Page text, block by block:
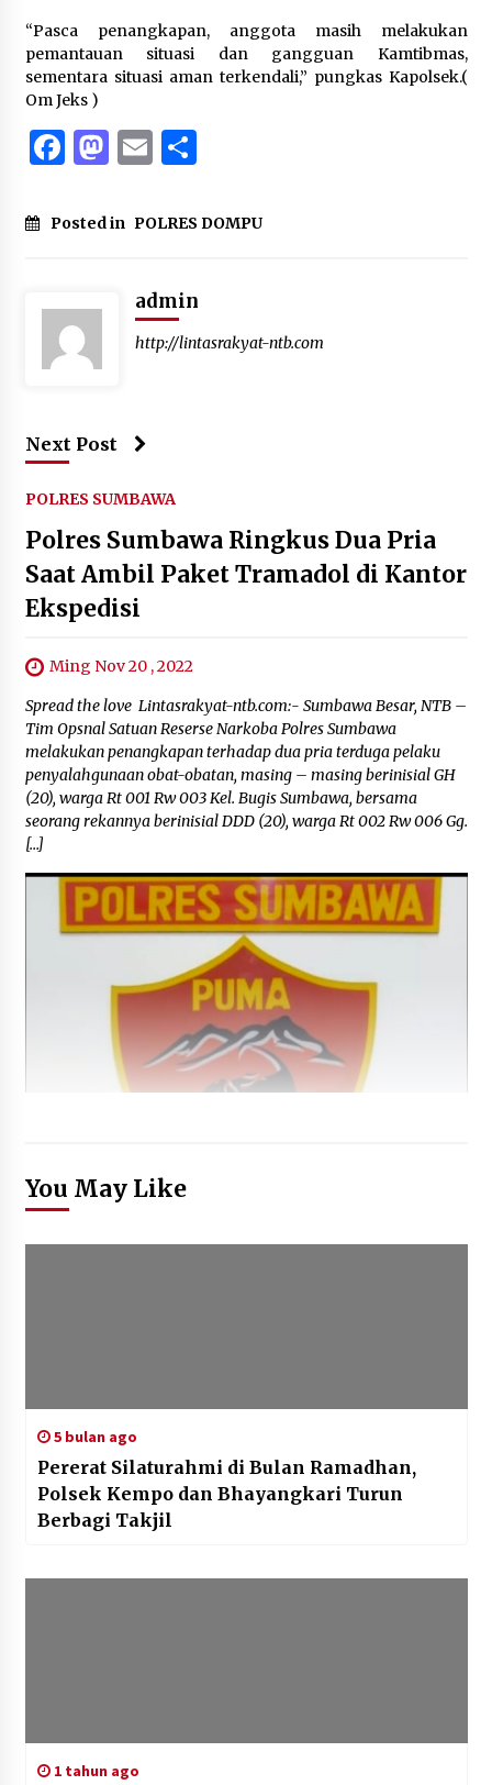
“Pasca penangkapan, anggota masih melakukan
pemantauan situasi dan gangguan Kamtibmas,
sementara situasi aman terkendali,” pungkas Kapolsek.(
Om Jeks )
Facebook
Mastodon
EmailShare
Posted in POLRES DOMPU
admin
http://lintasrakyat-ntb.com
Next Post
POLRES SUMBAWA
Polres Sumbawa Ringkus Dua Pria
Saat Ambil Paket Tramadol di Kantor
Ekspedisi
Ming Nov 20 , 2022
Spread the love Lintasrakyat-ntb.com:- Sumbawa Besar, NTB –
Tim Opsnal Satuan Reserse Narkoba Polres Sumbawa
melakukan penangkapan terhadap dua pria terduga pelaku
penyalahgunaan obat-obatan, masing – masing berinisial GH
(20), warga Rt 001 Rw 003 Kel. Bugis Sumbawa, bersama
seorang rekannya berinisial DDD (20), warga Rt 002 Rw 006 Gg.
[…]
You May Like
5 bulan ago
Pererat Silaturahmi di Bulan Ramadhan,
Polsek Kempo dan Bhayangkari Turun
Berbagi Takjil
1 tahun ago